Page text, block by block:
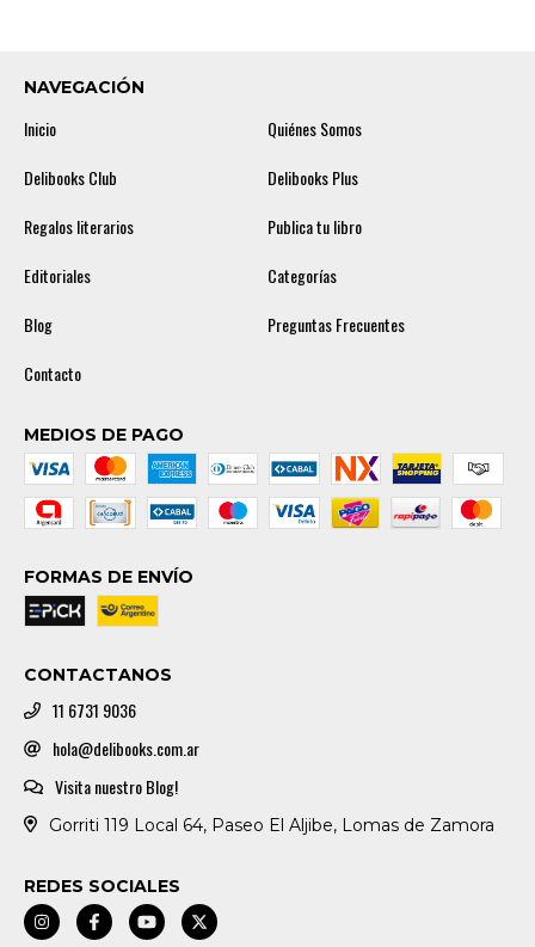
NAVEGACIÓN
Inicio
Quiénes Somos
Delibooks Club
Delibooks Plus
Regalos literarios
Publica tu libro
Editoriales
Categorías
Blog
Preguntas Frecuentes
Contacto
MEDIOS DE PAGO
FORMAS DE ENVÍO
CONTACTANOS
11 6731 9036
hola@delibooks.com.ar
Visita nuestro Blog!
Gorriti 119 Local 64, Paseo El Aljibe, Lomas de Zamora
REDES SOCIALES